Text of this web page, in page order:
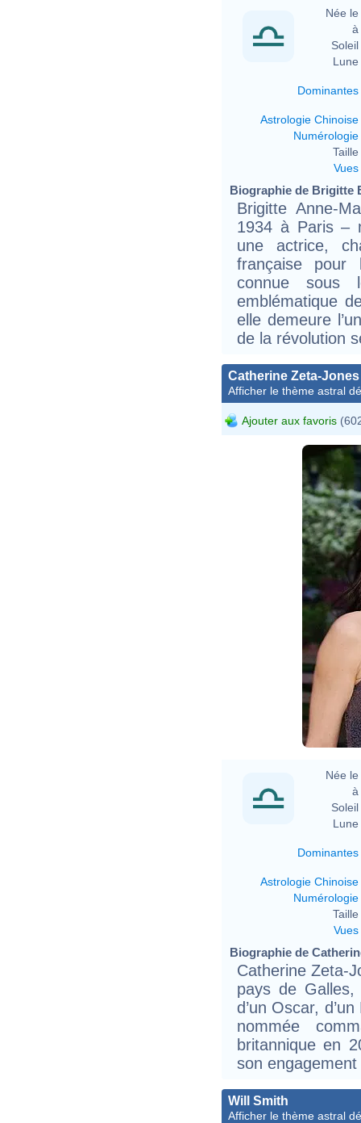
Née le
à
Soleil
Lune
Dominantes
Astrologie Chinoise
Numérologie
Taille
Vues
Biographie de Brigitte
Brigitte Anne-
1934 à Paris –
une actrice,
française pour
connue sous
emblématique
elle demeure
de la révolution
Catherine Zeta-Jones
Afficher le thème astral
Ajouter aux favoris
Née le
à
Soleil
Lune
Dominantes
Astrologie Chinoise
Numérologie
Taille
Vues
Biographie de
Catherine Zeta-
pays de
d’un Oscar,
nommée
britannique en
son
Will Smith
Afficher le thème astral